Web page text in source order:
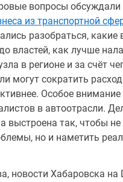
вопросы обсуждали
из транспортной
разобраться, какие
властей, как лучше
в регионе и за счёт
могут сократить
Особое внимание
в автоотрасли.
выстроена так, чтобы не
но и наметить
новости Хабаровска на